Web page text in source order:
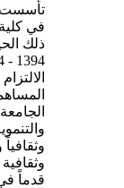
تأسست
ذلك
قدماً